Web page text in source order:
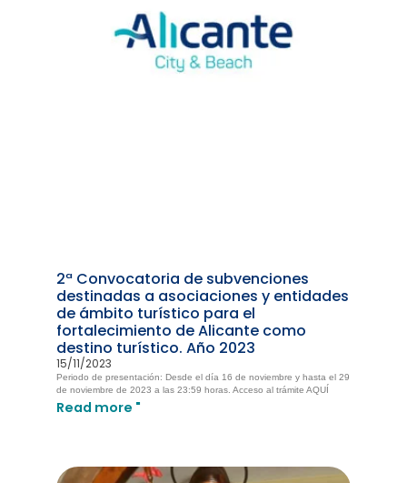
2ª Convocatoria de subvenciones
destinadas a asociaciones y entidades
de ámbito turístico para el
fortalecimiento de Alicante como
destino turístico. Año 2023
15/11/2023
Periodo de presentación: Desde el día 16 de noviembre y hasta el 29
de noviembre de 2023 a las 23:59 horas. Acceso al trámite AQUÍ
Read more "